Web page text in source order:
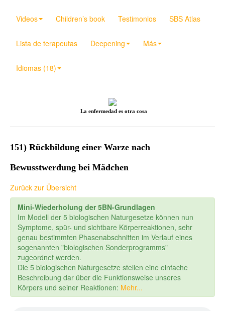
Videos Children’s book Testimonios SBS Atlas
Lista de terapeutas Deepening Más
Idiomas (18)
La enfermedad es otra cosa
151) Rückbildung einer Warze nach
Bewusstwerdung bei Mädchen
Zurück zur Übersicht
Mini-Wiederholung der 5BN-Grundlagen
Im Modell der 5 biologischen Naturgesetze können nun
Symptome, spür- und sichtbare Körperreaktionen, sehr
genau bestimmten Phasenabschnitten im Verlauf eines
sogenannten "biologischen Sonderprogramms"
zugeordnet werden.
Die 5 biologischen Naturgesetze stellen eine einfache
Beschreibung dar über die Funktionsweise unseres
Körpers und seiner Reaktionen: Mehr...